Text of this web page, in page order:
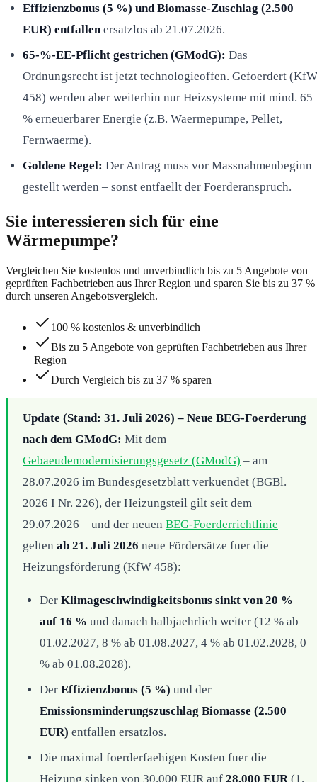
Effizienzbonus (5 %) und Biomasse-Zuschlag (2.500
EUR) entfallenersatzlos ab 21.07.2026.
65-%-EE-Pflicht gestrichen (GModG): Das
Ordnungsrecht ist jetzt technologieoffen. Gefoerdert (KfW
458) werden aber weiterhin nur Heizsysteme mit mind. 65
% erneuerbarer Energie (z.B. Waermepumpe, Pellet,
Fernwaerme).
Goldene Regel: Der Antrag muss vor Massnahmenbeginn
gestellt werden – sonst entfaellt der Foerderanspruch.
Sie interessieren sich für eine
Wärmepumpe?
Vergleichen Sie kostenlos und unverbindlich bis zu 5 Angebote von
geprüften Fachbetrieben aus Ihrer Region und sparen Sie bis zu 37 %
durch unseren Angebotsvergleich.
100 % kostenlos & unverbindlich
Bis zu 5 Angebote von geprüften Fachbetrieben aus Ihrer
Region
Durch Vergleich bis zu 37 % sparen
Update (Stand: 31. Juli 2026) – Neue BEG-Foerderung
nach dem GModG: Mit dem
Gebaeudemodernisierungsgesetz (GModG) – am
28.07.2026 im Bundesgesetzblatt verkuendet (BGBl.
2026 I Nr. 226), der Heizungsteil gilt seit dem
29.07.2026 – und der neuen BEG-Foerderrichtlinie
gelten ab 21. Juli 2026 neue Fördersätze fuer die
Heizungsförderung (KfW 458):
Der Klimageschwindigkeitsbonus sinkt von 20 %
auf 16 % und danach halbjaehrlich weiter (12 % ab
01.02.2027, 8 % ab 01.08.2027, 4 % ab 01.02.2028, 0
% ab 01.08.2028).
Der Effizienzbonus (5 %) und der
Emissionsminderungszuschlag Biomasse (2.500
EUR) entfallen ersatzlos.
Die maximal foerderfaehigen Kosten fuer die
Heizung sinken von 30.000 EUR auf 28.000 EUR (1.